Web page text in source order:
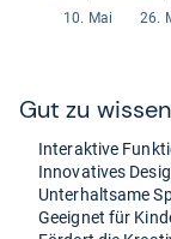
Gut zu wis­sen
Inter­ak­tive
Inno­va­ti­ves
Unter­halt­same
Geeig­net für